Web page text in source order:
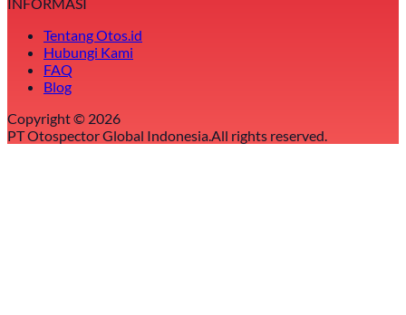
INFORMASI
Tentang Otos.id
Hubungi Kami
FAQ
Blog
Copyright © 2026
PT Otospector Global Indonesia.All rights reserved.